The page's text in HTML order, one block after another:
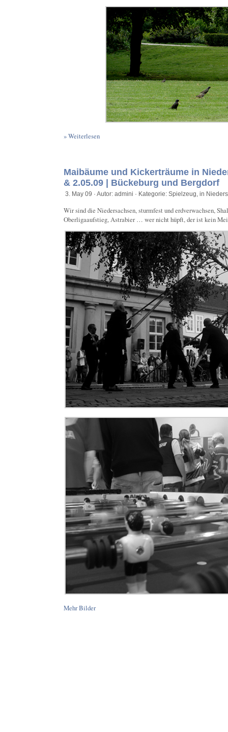
» Weiterlesen
Maibäume und Kickerträume in
& 2.05.09 | Bückeburg und Bergdorf
3. May 09 · Autor: admini · Kategorie: Spielzeug, in
Wir sind die Niedersachsen, sturmfest und erdverwachsen,
Oberligaaufstieg, Astrabier … wer nicht hüpft, der ist kein
Mehr Bilder